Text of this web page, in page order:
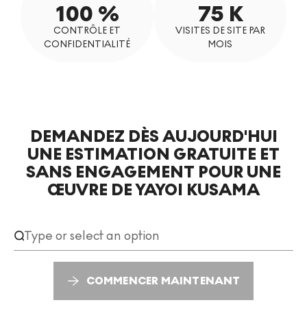
100 %
CONTRÔLE ET
CONFIDENTIALITÉ
75 K
VISITES DE SITE PAR
MOIS
Demandez dès aujourd'hui une estimation gratuite et sans engagement pour une œuvre
DEMANDEZ DÈS AUJOURD'HUI
UNE ESTIMATION GRATUITE ET
SANS ENGAGEMENT POUR UNE
ŒUVRE DE YAYOI KUSAMA
COMMENCER MAINTENANT